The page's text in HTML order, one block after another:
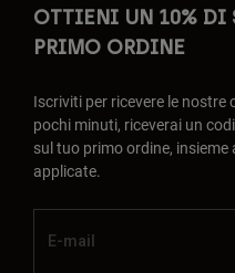
OTTIENI UN 10% DI
PRIMO ORDINE
Iscriviti per ricevere le nostre
pochi minuti, riceverai un
sul tuo primo ordine,
applicate.